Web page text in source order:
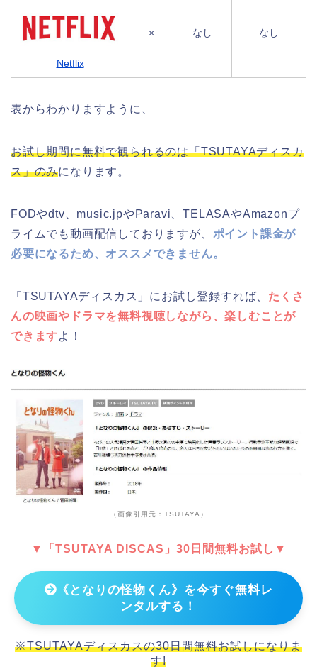
Netflix
× なし なし
表からわかりますように、
お試し期間に無料で観られるのは「TSUTAYAディスカ
ス」のみになります。
FODやdtv、music.jpやParavi、TELASAやAmazonプ
ライムでも動画配信しておりますが、 ポイント課金が
必要になるため、オススメできません。
「TSUTAYAディスカス」にお試し登録すれば、 たくさ
んの映画やドラマを無料視聴しながら、楽しむことが
できますよ！
（画像引用元：TSUTAYA）
▼「TSUTAYA DISCAS」30日間無料お試し▼
《となりの怪物くん》を今すぐ無料レ
ンタルする！
※TSUTAYAディスカスの30日間無料お試しになりま
す!